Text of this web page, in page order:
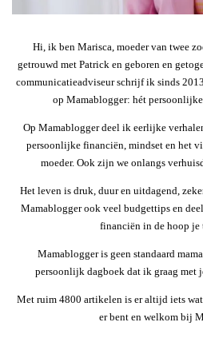
Hi, ik ben Marisca, moeder van twee
getrouwd met Patrick en geboren en
communicatieadviseur schrijf ik sinds
op Mamablogger: hét
Op Mamablogger deel ik eerlijke
persoonlijke financiën, mindset en het
moeder. Ook zijn we onlangs
Het leven is druk, duur en uitdagend,
Mamablogger ook veel budgettips en
financiën in de hoop je
Mamablogger is geen standaard
persoonlijk dagboek dat ik graag met
Met ruim 4800 artikelen is er altijd iets
er bent en welkom bij